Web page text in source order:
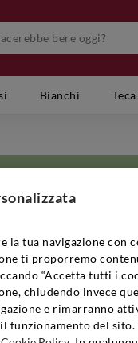
Bianchi Teca
è riuscita a
e americano trovano
secolo. Dopo
di grappe e
della Valtellina, in una
la tua navigazione con
ti proporremo
“Accetta tutti i
chiudendo invece
e rimarranno
funzionamento del